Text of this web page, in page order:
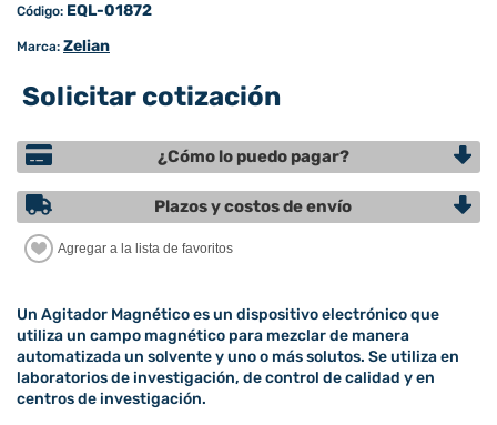
Código: EQL-01872
Marca: Zelian
Solicitar cotización
¿Cómo lo puedo pagar?
Plazos y costos de envío
Un Agitador Magnético es un dispositivo electrónico que
utiliza un campo magnético para mezclar de manera
automatizada un solvente y uno o más solutos. Se utiliza en
laboratorios de investigación, de control de calidad y en
centros de investigación.